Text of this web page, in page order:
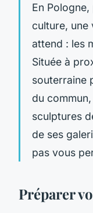
En
culture, une
attend : les
Située à
souterraine
du
sculptures
de ses
pas vous
Préparer